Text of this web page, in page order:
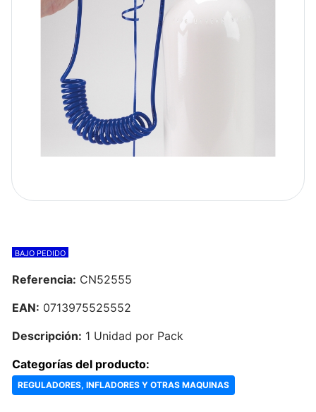
BAJO PEDIDO
Referencia: CN52555
EAN: 0713975525552
Descripción: 1 Unidad por Pack
Categorías del producto:
REGULADORES, INFLADORES Y OTRAS MAQUINAS